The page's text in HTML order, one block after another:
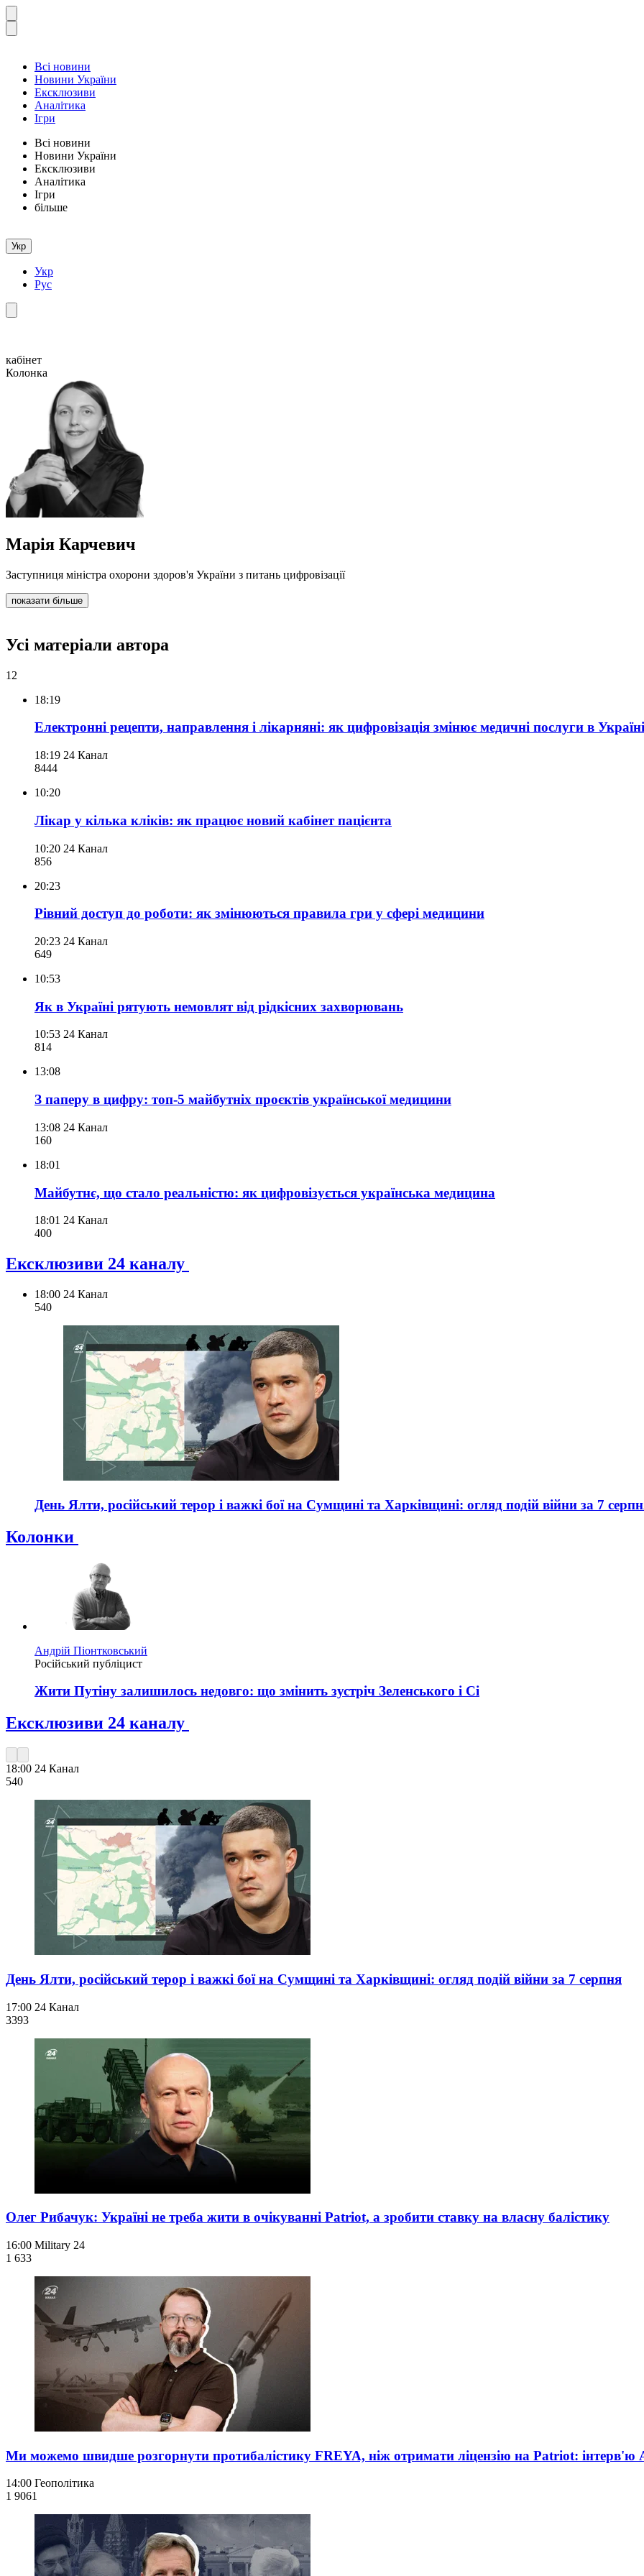
Всі новини
Новини України
Ексклюзиви
Аналітика
Ігри
Всі новини
Новини України
Ексклюзиви
Аналітика
Ігри
більше
Укр
Укр
Рус
кабінет
Колонка
Марія Карчевич
Заступниця міністра охорони здоров'я України з питань цифровізації
показати більше
Усі матеріали автора
12
18:19
Електронні рецепти, направлення і лікарняні: як цифровізація змінює медичні послуги в Україні
18:19 24 Канал
8444
10:20
Лікар у кілька кліків: як працює новий кабінет пацієнта
10:20 24 Канал
856
20:23
Рівний доступ до роботи: як змінюються правила гри у сфері медицини
20:23 24 Канал
649
10:53
Як в Україні рятують немовлят від рідкісних захворювань
10:53 24 Канал
814
13:08
З паперу в цифру: топ-5 майбутніх проєктів української медицини
13:08 24 Канал
160
18:01
Майбутнє, що стало реальністю: як цифровізується українська медицина
18:01 24 Канал
400
Ексклюзиви 24 каналу
18:00 24 Канал
540
День Ялти, російський терор і важкі бої на Сумщині та Харківщині: огляд подій війни за 7
Колонки
Андрій Піонтковський
Російський публіцист
Жити Путіну залишилось недовго: що змінить зустріч Зеленського і Сі
Ексклюзиви 24 каналу
18:00 24 Канал
540
День Ялти, російський терор і важкі бої на Сумщині та Харківщині: огляд подій війни за 7 серпня
17:00 24 Канал
3393
Олег Рибачук: Україні не треба жити в очікуванні Patriot, а зробити ставку на власну балістику
16:00 Military 24
1 633
Ми можемо швидше розгорнути протибалістику FREYA, ніж отримати ліцензію на Patriot: інтерв'ю
14:00 Геополітика
1 9061